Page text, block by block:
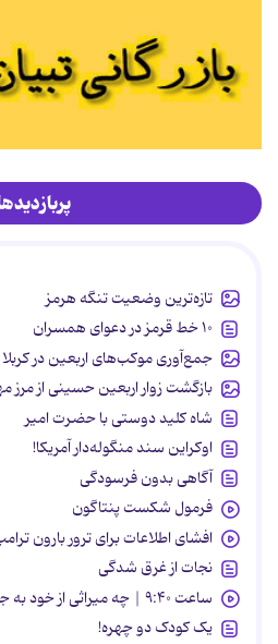
تازه‌ترین وضعیت تنگه هرمز
۱۰ خط قرمز در دعوای همسران
جمع‌آوری موکب‌های اربعین در کربلا
بازگشت زوار اربعین حسینی از مرز
شاه کلید دوستی با حضرت امیر
اوکراین سند منگوله‌دار آمریکا!
آگاهی بدون فرسودگی
فرمول شکست پنتاگون
افشای اطلاعات برای ترور بارون
نجات از غرق شدگی
ساعت ۹:۴۰ | چه میراثی از خود به جای گذاشت؟
یک کودک دو چهره!